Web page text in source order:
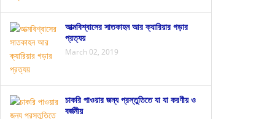
আত্মবিশ্বাসের সাতকাহন আর ক্যারিয়ার গড়ার
প্রত্যয়
March 02, 2019
চাকরি পাওয়ার জন্য প্রস্তুতিতে যা যা করণীয় ও
বর্জনীয়